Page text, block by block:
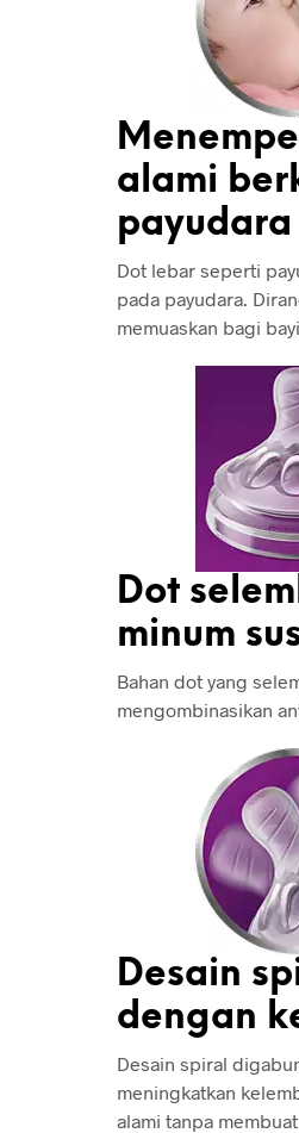
alami
payudara
Dot lebar seperti
pada payudara.
memuaskan bagi
Dot
minum
Bahan dot yang
mengombinasikan
Desain
dengan
Desain spiral
meningkatkan
alami tanpa